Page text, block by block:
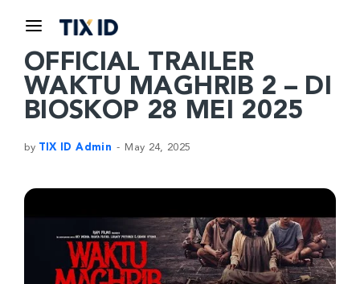
OFFICIAL TRAILER
WAKTU MAGHRIB 2 – DI
BIOSKOP 28 MEI 2025
by TIX ID Admin May 24, 2025